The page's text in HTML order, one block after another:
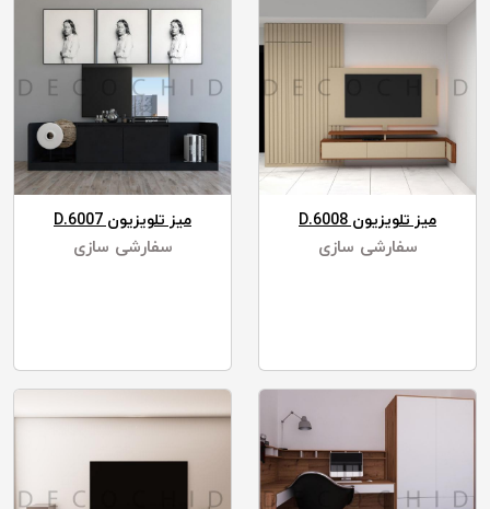
میز تلویزیون D.6008
سفارشی سازی
میز تلویزیون D.6007
سفارشی سازی